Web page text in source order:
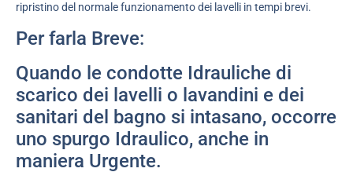
ripristino del normale funzionamento dei lavelli in tempi brevi.
Per farla Breve:
Quando le condotte Idrauliche di
scarico dei lavelli o lavandini e dei
sanitari del bagno si intasano, occorre
uno spurgo Idraulico, anche in
maniera Urgente.